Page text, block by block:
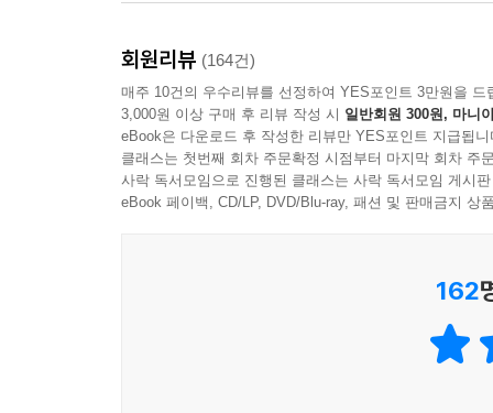
회원리뷰 (164건)
매주 10건의 우수리뷰를 선정하여 YES포인트 3만원을 드
3,000원 이상 구매 후 리뷰 작성 시 일반회원 300원, 마니
eBook은 다운로드 후 작성한 리뷰만 YES포인트 지급됩니
클래스는 첫번째 회차 주문확정 시점부터 마지막 회차 주
사락 독서모임으로 진행된 클래스는 사락 독서모임 게시
eBook 페이백, CD/LP, DVD/Blu-ray, 패션 및 판매금지 상
162